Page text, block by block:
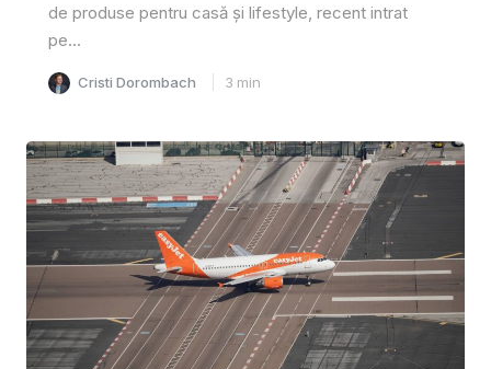
de produse pentru casă și lifestyle, recent intrat
pe...
Cristi Dorombach 3 min